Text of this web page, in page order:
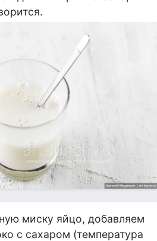
миску яйцо, добавляем
с сахаром (температура